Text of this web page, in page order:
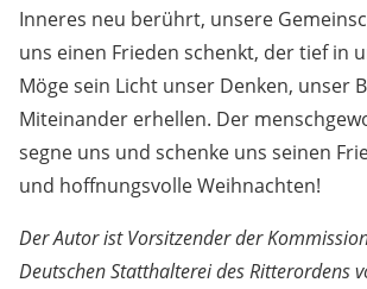
Inneres neu berührt, unsere
uns einen Frieden schenkt, der tief in
Möge sein Licht unser Denken, unser
Miteinander erhellen. Der
segne uns und schenke uns seinen
und hoffnungsvolle Weihnachten!
Der Autor ist Vorsitzender der
Deutschen Statthalterei des Ritterordens